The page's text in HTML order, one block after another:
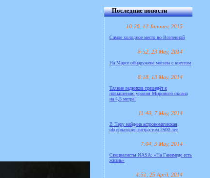
Последние новости
10:28, 12 January, 2015
Самое холодное место во Вселенной
8:52, 23 May, 2014
На Марсе обнаружена могила с крестом
8:18, 13 May, 2014
Таяние ледников приведёт к
повышению уровня Мирового океана
на 4,5 метра!
11:40, 7 May, 2014
В Перу найдена астрономическая
обсерватория возрастом 2500 лет
7:04, 5 May, 2014
Специалисты NASA: «На Ганимеде есть
жизнь»
4:51, 25 April, 2014